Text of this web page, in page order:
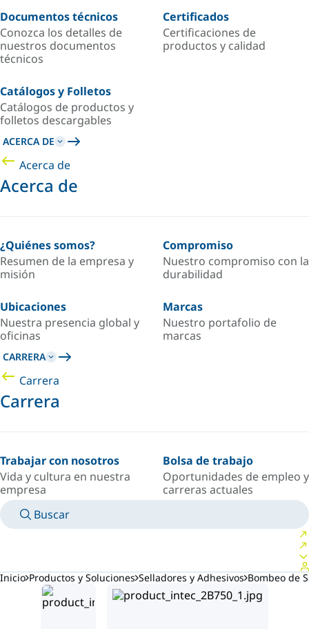
Documentos técnicos
Conozca los detalles de
nuestros documentos
técnicos
Certificados
Certificaciones de
productos y calidad
Catálogos y Folletos
Catálogos de productos y
folletos descargables
ACERCA DE
Acerca de
Acerca de
¿Quiénes somos?
Resumen de la empresa y
misión
Compromiso
Nuestro compromiso con la
durabilidad
Ubicaciones
Nuestra presencia global y
oficinas
Marcas
Nuestro portafolio de
marcas
CARRERA
Carrera
Carrera
Trabajar con nosotros
Vida y cultura en nuestra
empresa
Bolsa de trabajo
Oportunidades de empleo y
carreras actuales
Buscar
Inicio Productos y Soluciones Selladores y Adhesivos Bombeo de